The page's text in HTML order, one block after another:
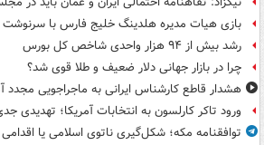
بازی هیات مدیره هلدینگ خلیج فارس با سرنوشت
رشد بیش از ۹۴ هزار واحدی شاخص کل بورس
چرا در بازار جهانی دلار ضعیف و طلا قوی شد؟
هشدار قاطع کارشناس ایرانی به ماجراجویی مجدد
ورود تاکر کارلسون به انتخابات آمریکا؛ تهدیدی
توافقنامه مکه؛ شکل‌گیری ناتوی اسلامی یا اقدامی